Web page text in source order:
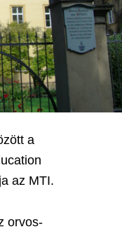
a
az MTI.
orvos-